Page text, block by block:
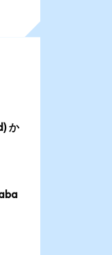
か